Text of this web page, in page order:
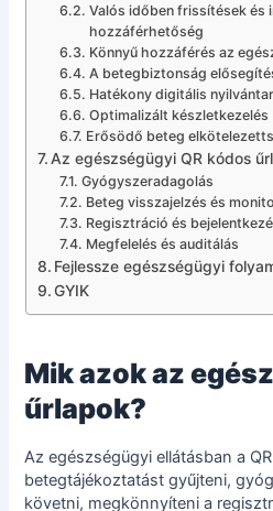
Valós időben frissítések és
hozzáférhetőség
Könnyű hozzáférés az
A betegbiztonság
Hatékony digitális
Optimalizált készletkezelés
Erősödő beteg
Az egészségügyi QR kódos
Gyógyszeradagolás
Beteg visszajelzés és
Regisztráció és
Megfelelés és auditálás
Fejlessze egészségügyi
GYIK
Mik azok az
űrlapok?
Az egészségügyi ellátásban a
betegtájékoztatást gyűjteni,
követni, megkönnyíteni a